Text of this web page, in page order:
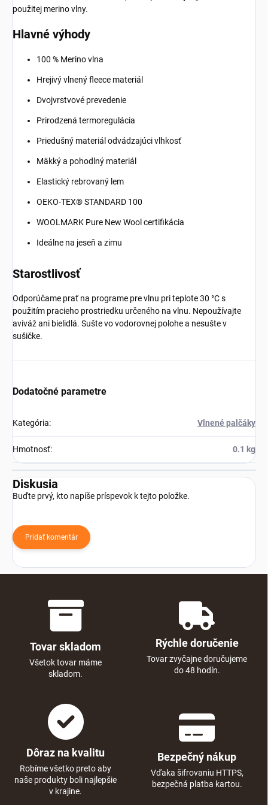
použitej merino vlny.
Hlavné výhody
100 % Merino vlna
Hrejivý vlnený fleece materiál
Dvojvrstvové prevedenie
Prirodzená termoregulácia
Priedušný materiál odvádzajúci vlhkosť
Mäkký a pohodlný materiál
Elastický rebrovaný lem
OEKO-TEX® STANDARD 100
WOOLMARK Pure New Wool certifikácia
Ideálne na jeseň a zimu
Starostlivosť
Odporúčame prať na programe pre vlnu pri teplote 30 °C s
použitím pracieho prostriedku určeného na vlnu. Nepoužívajte
aviváž ani bielidlá. Sušte vo vodorovnej polohe a nesušte v
sušičke.
Dodatočné parametre
Kategória: Vlnené palčáky
Hmotnosť: 0.1 kg
Diskusia
Buďte prvý, kto napíše príspevok k tejto položke.
Pridať komentár
Tovar skladom
Všetok tovar máme
skladom.
Rýchle doručenie
Tovar zvyčajne doručujeme
do 48 hodín.
Dôraz na kvalitu
Robíme všetko preto aby
naše produkty boli najlepšie
v krajine.
Bezpečný nákup
Vďaka šifrovaniu HTTPS,
bezpečná platba kartou.